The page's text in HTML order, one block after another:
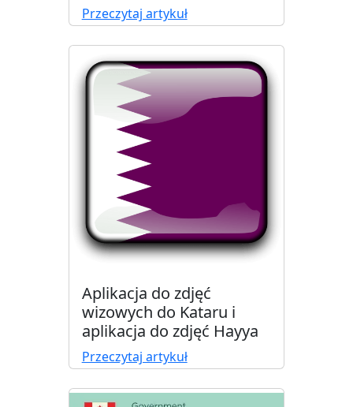
Przeczytaj artykuł
Aplikacja do zdjęć
wizowych do Kataru i
aplikacja do zdjęć Hayya
Przeczytaj artykuł